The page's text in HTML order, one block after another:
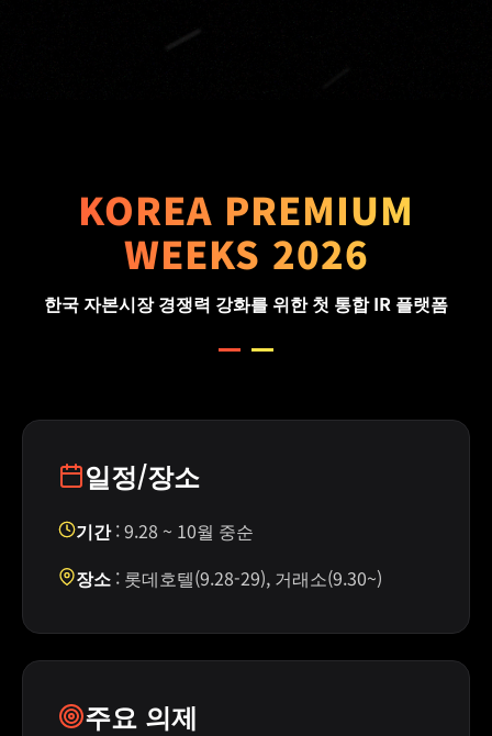
KOREA PREMIUM
WEEKS 2026
한국 자본시장 경쟁력 강화를 위한 첫 통합 IR 플랫폼
일정/장소
기간: 9.28 ~ 10월 중순
장소 : 롯데호텔(9.28-29), 거래소(9.30~)
주요 의제